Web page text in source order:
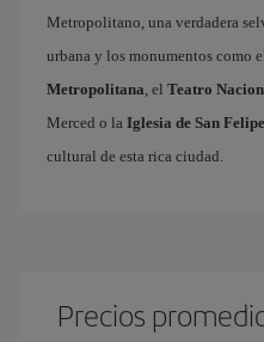
Metropolitano, una verdadera
urbana y los monumentos como
Metropolitana, el Teatro
Merced o la Iglesia de San
cultural de esta rica ciudad.
Precios